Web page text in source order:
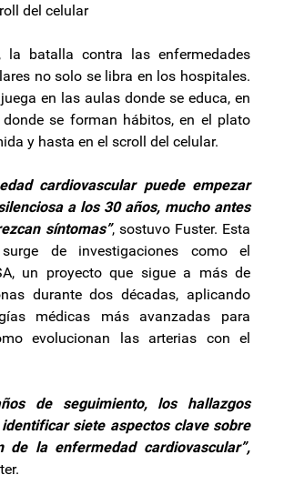
del celular
la batalla contra las enfermedades
no solo se libra en los hospitales.
en las aulas donde se educa, en
donde se forman hábitos, en el plato
y hasta en el scroll del celular.
cardiovascular puede empezar
a los 30 años, mucho antes
síntomas”, sostuvo Fuster. Esta
de investigaciones como el
un proyecto que sigue a más de
durante dos décadas, aplicando
médicas más avanzadas para
evolucionan las arterias con el
de seguimiento, los hallazgos
siete aspectos clave sobre
de la enfermedad cardiovascular”,